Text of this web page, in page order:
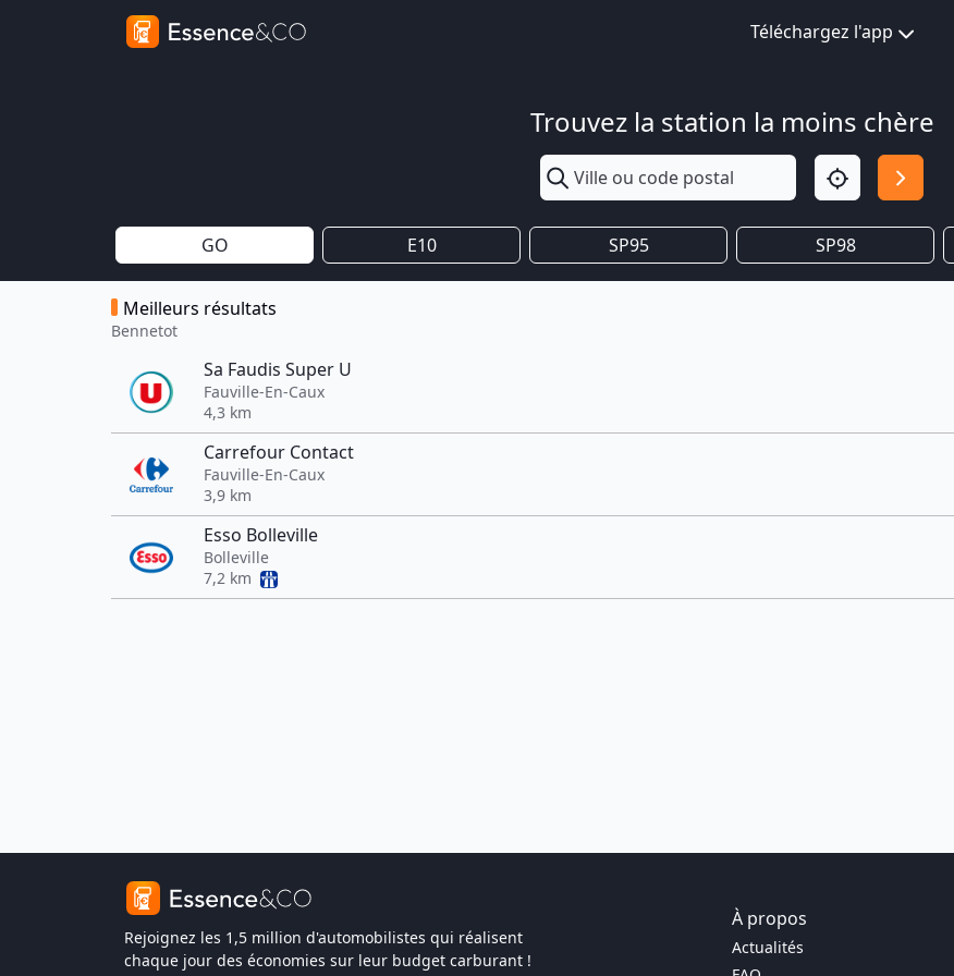
Téléchargez l'app
Trouvez la station la moins chère
GO E10 SP95 SP98
Meilleurs résultats
Bennetot
Sa Faudis Super U
Fauville-En-Caux
4,3 km
Carrefour Contact
Fauville-En-Caux
3,9 km
Esso Bolleville
Bolleville
7,2 km
Rejoignez les 1,5 million d'automobilistes qui réalisent
chaque jour des économies sur leur budget carburant !
À propos
Actualités